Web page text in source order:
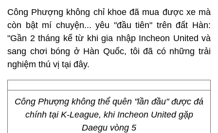
Công Phượng không chỉ khoe đã mua được xe mà
còn bật mí chuyện... yêu "đầu tiên" trên đất Hàn:
"Gần 2 tháng kể từ khi gia nhập Incheon United và
sang chơi bóng ở Hàn Quốc, tôi đã có những trải
nghiệm thú vị tại đây.
Công Phượng không thể quên "lần đầu" được đá
chính tại K-League, khi Incheon United gặp
Daegu vòng 5